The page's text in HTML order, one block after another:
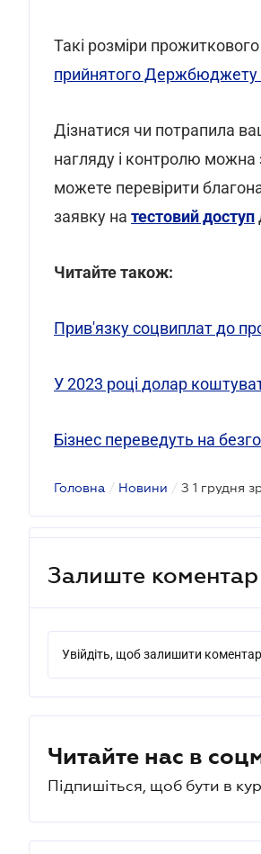
Такі розміри
прийнятого Держбюджету
Дізнатися чи потрапила
нагляду і контролю можна
можете перевірити
заявку на тестовий доступ
Читайте також:
Прив'язку соцвиплат до
У 2023 році долар
Бізнес переведуть на
Головна / Новини / З 1 грудня
Залиште коментар
Увійдіть, щоб залишити коментар
Читайте нас в
Підпишіться, щоб бути в